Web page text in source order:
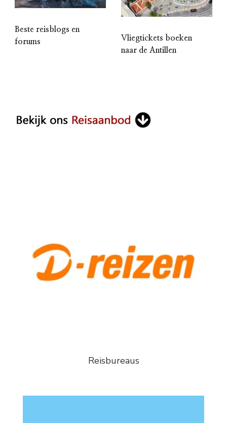
Beste reisblogs en
forums
Vliegtickets boeken
naar de Antillen
Reisbureaus